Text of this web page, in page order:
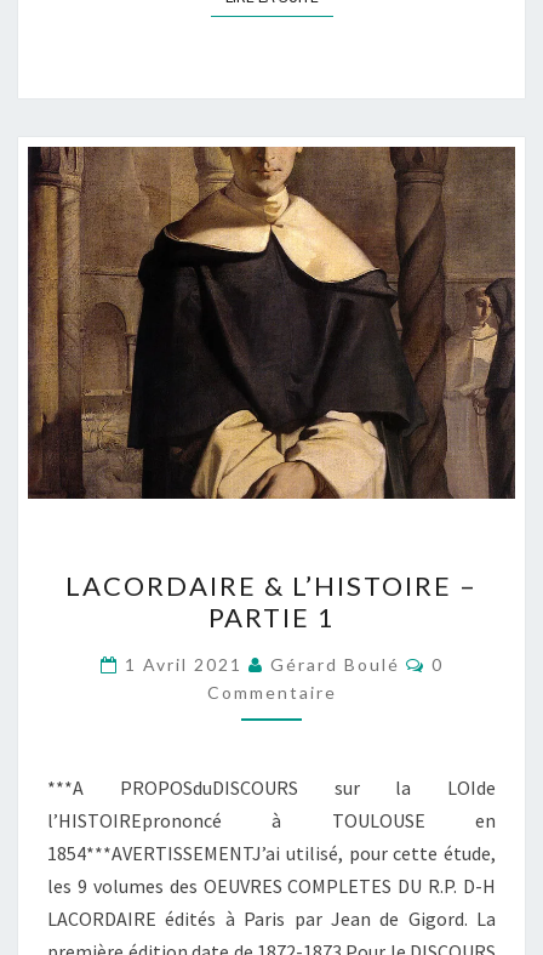
&
L’HISTOIRE
–
PARTIE
1
LACORDAIRE & L’HISTOIRE –
PARTIE 1
1 Avril 2021 Gérard Boulé
0
Commentaire
***A PROPOSduDISCOURS sur la LOIde
l’HISTOIREprononcé à TOULOUSE en
1854***AVERTISSEMENTJ’ai utilisé, pour cette étude,
les 9 volumes des OEUVRES COMPLETES DU R.P. D-H
LACORDAIRE édités à Paris par Jean de Gigord. La